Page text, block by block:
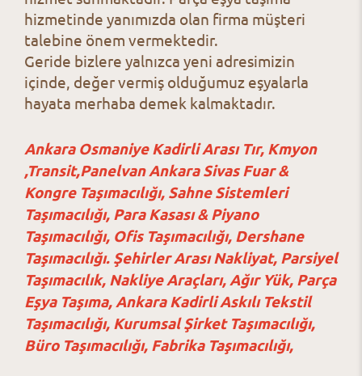
hizmetinde yanımızda olan firma müşteri
talebine önem vermektedir.
Geride bizlere yalnızca yeni adresimizin
içinde, değer vermiş olduğumuz eşyalarla
hayata merhaba demek kalmaktadır.
Ankara Osmaniye Kadirli Arası Tır, Kmyon
,Transit,Panelvan Ankara Sivas Fuar &
Kongre Taşımacılığı, Sahne Sistemleri
Taşımacılığı, Para Kasası & Piyano
Taşımacılığı, Ofis Taşımacılığı, Dershane
Taşımacılığı. Şehirler Arası Nakliyat, Parsiyel
Taşımacılık, Nakliye Araçları, Ağır Yük, Parça
Eşya Taşıma, Ankara Kadirli Askılı Tekstil
Taşımacılığı, Kurumsal Şirket Taşımacılığı,
Büro Taşımacılığı, Fabrika Taşımacılığı,